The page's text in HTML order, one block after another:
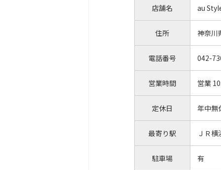
店舗名 au
住所 神奈川
電話番号 042-
営業時間 営業
定休日 年中無
最寄り駅 ＪＲ
駐車場 有